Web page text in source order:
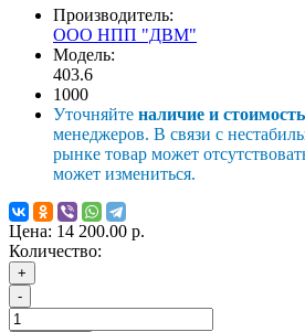
Производитель:
ООО НПП "ДВМ"
Модель:
403.6
1000
Уточняйте наличие и
менеджеров. В связи с
рынке товар может
может измениться.
Цена: 14 200.00 р.
Количество:
+
-